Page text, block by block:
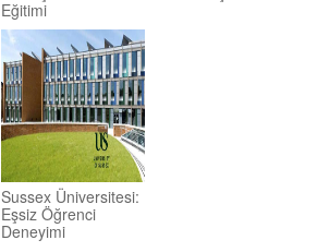
Eğitimi
Sussex Üniversitesi:
Eşsiz Öğrenci
Deneyimi